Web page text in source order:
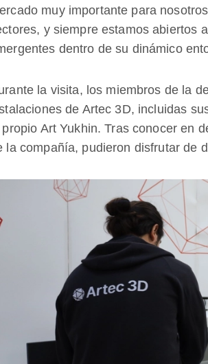
muy importante para
y siempre estamos abiertos
dentro de su dinámico
la visita, los miembros de la
de Artec 3D, incluidas
Art Yukhin. Tras conocer en
la compañía, pudieron disfrutar de